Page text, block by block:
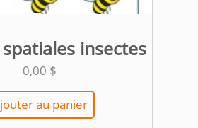
insectes
0,00 $
au panier